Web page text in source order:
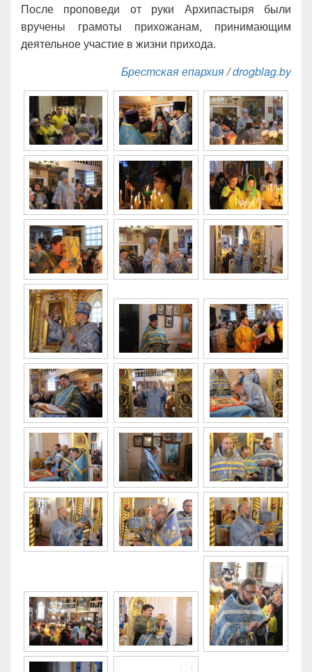
После проповеди от руки Архипастыря были
вручены грамоты прихожанам, принимающим
деятельное участие в жизни прихода.
Брестская епархия/drogblag.by